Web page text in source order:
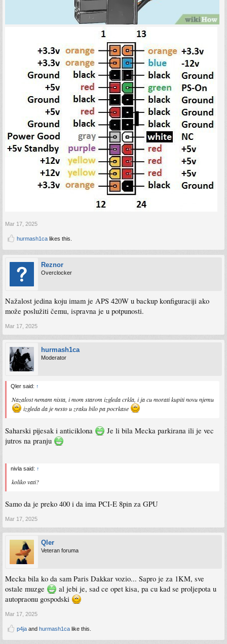
Mar 17, 2025
hurmash1ca likes this.
Reznor
Overclocker
Nažalost jedina koju imam je APS 420W u backup konfiguraciji ako
može poslužiti čemu, ispravna je u potpunosti.
Mar 17, 2025
hurmash1ca
Moderator
Qler said: ↑
Nazalost nemam nista, i mom starom izgleda crkla, i ja cu morati kupiti novu njemu
izgleda da je nesto u zraku bilo pa pocrkase
Saharski pijesak i anticiklona
Je li bila Mecka parkirana ili je vec
jutros na pranju
nivla said: ↑
koliko vati?
Samo da je preko 400 i da ima PCI-E 8pin za GPU
Mar 17, 2025
Qler
Veteran foruma
Mecka bila ko da sam Paris Dakkar vozio... Sapro je za 1KM, sve
ostale muzge
al jebi je, sad ce opet kisa, pa cu kad se proljepota u
autopraonu gospodski
Mar 17, 2025
p4ja and hurmash1ca like this.